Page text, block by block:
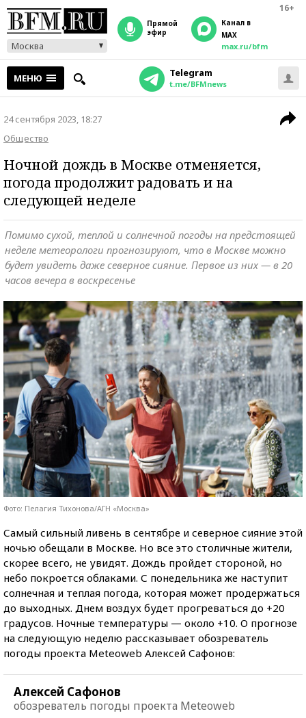
16+
Москва
прямой
эфир
Канал в
MAX
max.ru/bfm
МЕНЮ Telegram
t.me/BFMnews
24 сентября 2023, 18:27
Общество
Ночной дождь в Москве отменяется,
погода продолжит радовать и на
следующей неделе
Помимо сухой, теплой и солнечной погоды на предстоящей
неделе метеорологи прогнозируют, что в Москве можно
будет увидеть даже северное сияние. Первое из них — в 20
часов вечера в воскресенье
Фото: Пелагия Тихонова/АГН «Москва»
Самый сильный ливень в сентябре и северное сияние этой
ночью обещали в Москве. Но все это столичные жители,
скорее всего, не увидят. Дождь пройдет стороной, но
небо покроется облаками. С понедельника же наступит
солнечная и теплая погода, которая может продержаться
до выходных. Днем воздух будет прогреваться до +20
градусов. Ночные температуры — около +10. О прогнозе
на следующую неделю рассказывает обозреватель
погоды проекта Мeteoweb Алексей Сафонов:
Алексей Сафонов
обозреватель погоды проекта Мeteoweb